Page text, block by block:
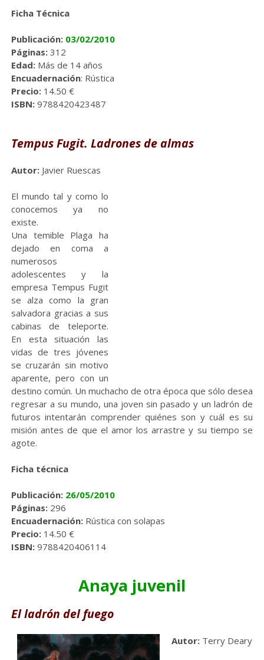
Ficha Técnica
Publicación: 03/02/2010
Páginas:312
Edad:Más de 14 años
Encuadernación: Rústica
Precio:14.50 €
ISBN:9788420423487
Tempus Fugit. Ladrones de almas
Autor:Javier Ruescas
El mundo tal y como lo
conocemos ya no
existe.
Una temible Plaga ha
dejado en coma a
numerosos
adolescentes y la
empresa Tempus Fugit
se alza como la gran
salvadora gracias a sus
cabinas de teleporte.
En esta situación las
vidas de tres jóvenes
se cruzarán sin motivo
aparente, pero con un
destino común. Un muchacho de otra época que sólo desea
regresar a su mundo, una joven sin pasado y un ladrón de
futuros intentarán comprender quiénes son y cuál es su
misión antes de que el amor los arrastre y su tiempo se
agote.
Ficha técnica
Publicación: 26/05/2010
Páginas:296
Encuadernación:Rústica con solapas
Precio:14.50 €
ISBN:9788420406114
Anaya juvenil
El ladrón del fuego
Autor:TerryDeary